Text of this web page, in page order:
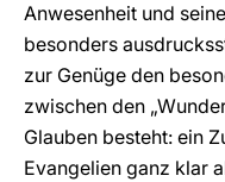
Anwesenheit und
besonders
zur Genüge den
zwischen den
Glauben besteht: ein
Evangelien ganz klar